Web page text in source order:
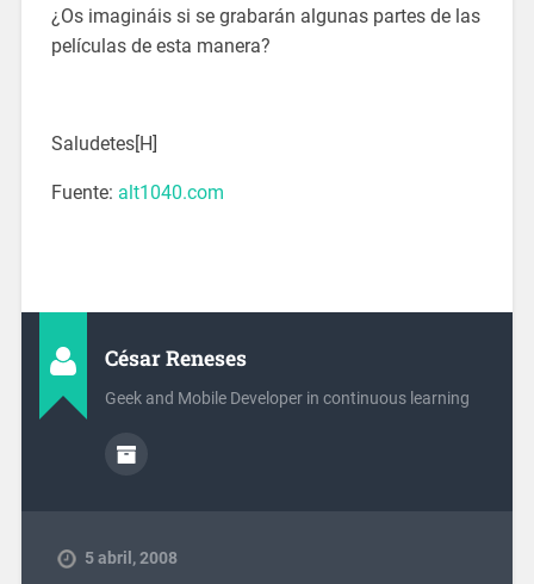
¿Os imagináis si se grabarán algunas partes de las
películas de esta manera?
Saludetes[H]
Fuente: alt1040.com
César Reneses
Geek and Mobile Developer in continuous learning
5 abril, 2008